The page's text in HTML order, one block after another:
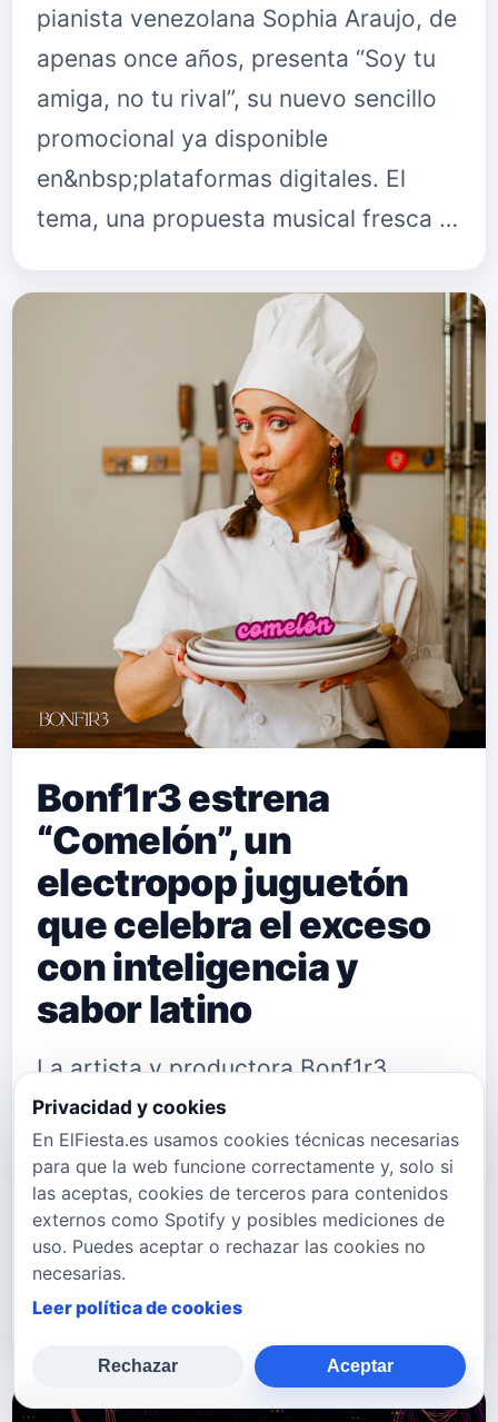
pianista venezolana Sophia Araujo, de
apenas once años, presenta “Soy tu
amiga, no tu rival”, su nuevo sencillo
promocional ya disponible
en&nbsp;plataformas digitales. El
tema, una propuesta musical fresca …
Bonf1r3 estrena
“Comelón”, un
electropop juguetón
que celebra el exceso
con inteligencia y
sabor latino
La artista y productora Bonf1r3,
radicada en Jacksonville, Florida,
presenta “Comelón”, su nuevo sencillo
ya disponible en plataformas
digitales. El tema, una colaboración
con el productor Alex Krispin, se
despliega como una pieza de electr…
Privacidad y cookies
En ElFiesta.es usamos cookies técnicas necesarias
para que la web funcione correctamente y, solo si
las aceptas, cookies de terceros para contenidos
externos como Spotify y posibles mediciones de
uso. Puedes aceptar o rechazar las cookies no
necesarias.
Leer política de cookies
Rechazar Aceptar